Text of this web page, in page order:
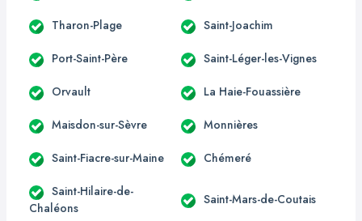
Tharon-Plage Saint-Joachim
Port-Saint-Père Saint-Léger-les-Vignes
Orvault La Haie-Fouassière
Maisdon-sur-Sèvre Monnières
Saint-Fiacre-sur-Maine Chémeré
Saint-Hilaire-de-
Chaléons
Saint-Mars-de-Coutais